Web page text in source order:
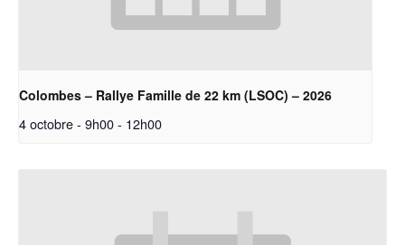
Colombes – Rallye Famille de 22 km (LSOC) – 2026
4 octobre - 9h00- 12h00